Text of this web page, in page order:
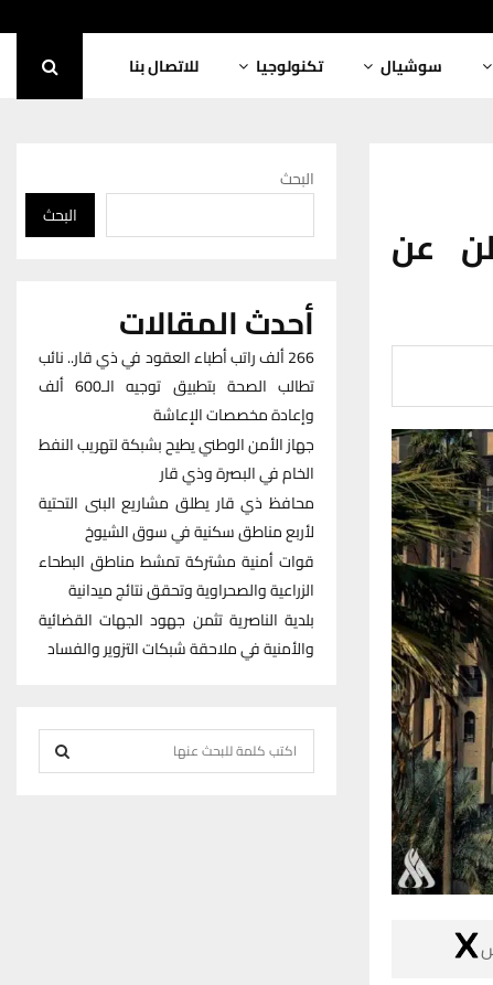
سوشيال تكنولوجيا للاتصال بنا
عن
البحث
البحث
أحدث المقالات
266 ألف راتب أطباء العقود في ذي قار.. نائب
تطالب الصحة بتطبيق توجيه الـ600 ألف
وإعادة مخصصات الإعاشة
جهاز الأمن الوطني يطيح بشبكة لتهريب النفط
الخام في البصرة وذي قار
محافظ ذي قار يطلق مشاريع البنى التحتية
لأربع مناطق سكنية في سوق الشيوخ
قوات أمنية مشتركة تمشط مناطق البطحاء
الزراعية والصحراوية وتحقق نتائج ميدانية
بلدية الناصرية تثمن جهود الجهات القضائية
والأمنية في ملاحقة شبكات التزوير والفساد
e